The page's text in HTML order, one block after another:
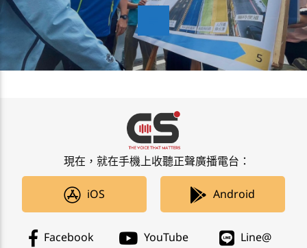
現在，就在手機上收聽正聲廣播電台：
iOS Android
Facebook YouTube Line@